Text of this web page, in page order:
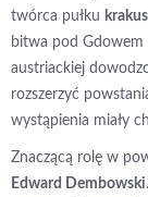
twórca pułku
bitwa pod Gdowem
austriackiej
rozszerzyć
wystąpienia miały
Znaczącą rolę w
Edward Dembowski